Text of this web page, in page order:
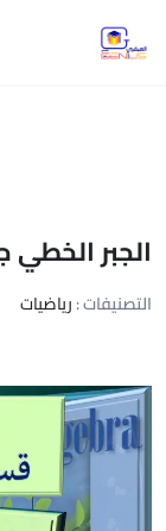
الجبر
التصنيفات :رياضيات